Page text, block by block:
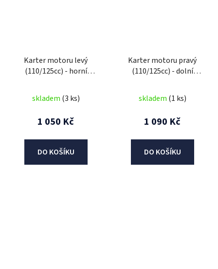
Karter motoru levý
(110/125cc) - horní
skladem (3 ks)
1 050 Kč
DO KOŠÍKU
Karter motoru pravý
(110/125cc) - dolní
skladem (1 ks)
1 090 Kč
DO KOŠÍKU